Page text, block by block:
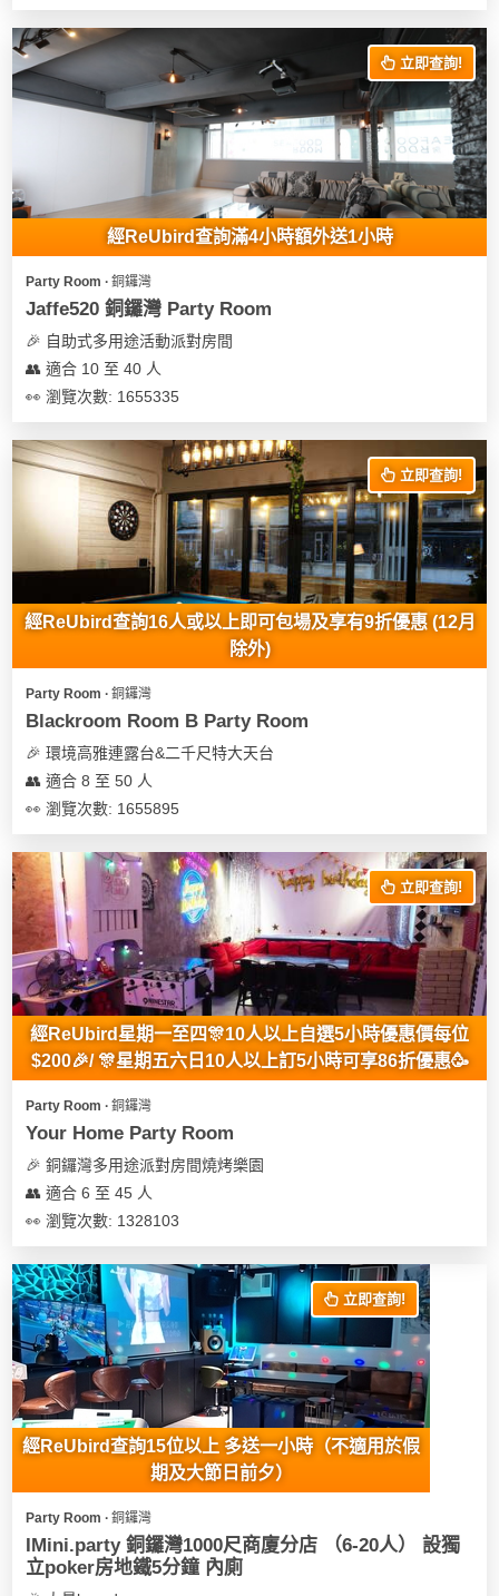
佈
置
用
品
煮
列
會
及
拍
餐
BBQ
地
奇
玩
體
驗
作
工
作
坊
戶
外
玩
樂
遊
租
婚
禮
情
侶
們
關
於
立即查詢!
經ReUbird查詢滿4小時額外送1小時
Party Room ∙ 銅鑼灣
Jaffe520 銅鑼灣 Party Room
🎉 自助式多用途活動派對房間
👥 適合 10 至 40 人
👀 瀏覽次數: 1655335
立即查詢!
經ReUbird查詢16人或以上即可包場及享有9折優惠 (12月
除外)
Party Room ∙ 銅鑼灣
Blackroom Room B Party Room
🎉 環境高雅連露台&二千尺特大天台
👥 適合 8 至 50 人
👀 瀏覽次數: 1655895
立即查詢!
經ReUbird星期一至四🎊10人以上自選5小時優惠價每位
$200🎉/ 🎊星期五六日10人以上訂5小時可享86折優惠🥳
Party Room ∙ 銅鑼灣
Your Home Party Room
🎉 銅鑼灣多用途派對房間燒烤樂園
👥 適合 6 至 45 人
👀 瀏覽次數: 1328103
立即查詢!
經ReUbird查詢15位以上 多送一小時（不適用於假
期及大節日前夕）
Party Room ∙ 銅鑼灣
IMini.party 銅鑼灣1000尺商廈分店 （6-20人） 設獨
立poker房地鐵5分鐘 內廁